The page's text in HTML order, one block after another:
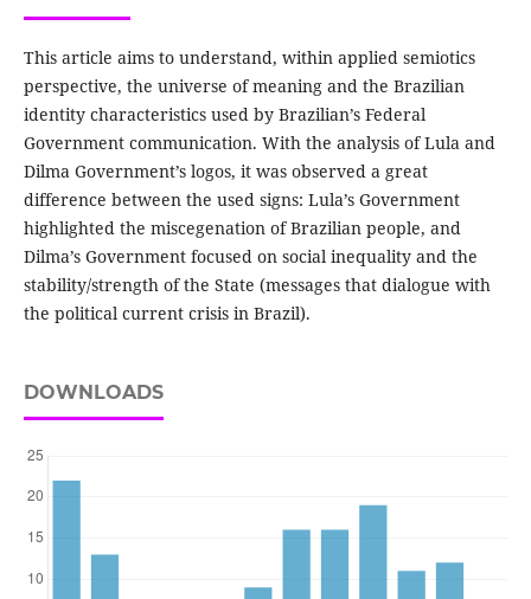
This article aims to understand, within applied semiotics
perspective, the universe of meaning and the Brazilian
identity characteristics used by Brazilian’s Federal
Government communication. With the analysis of Lula and
Dilma Government’s logos, it was observed a great
difference between the used signs: Lula’s Government
highlighted the miscegenation of Brazilian people, and
Dilma’s Government focused on social inequality and the
stability/strength of the State (messages that dialogue with
the political current crisis in Brazil).
DOWNLOADS